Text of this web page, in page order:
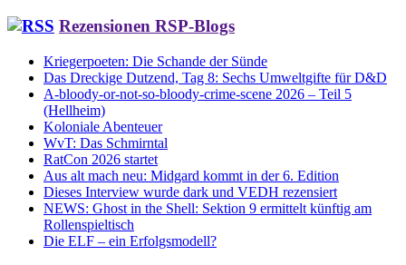
Rezensionen RSP-Blogs
Kriegerpoeten: Die Schande der Sünde
Das Dreckige Dutzend, Tag 8: Sechs Umweltgifte für D&D
A-bloody-or-not-so-bloody-crime-scene 2026 – Teil 5
(Hellheim)
Koloniale Abenteuer
WvT: Das Schmirntal
RatCon 2026 startet
Aus alt mach neu: Midgard kommt in der 6. Edition
Dieses Interview wurde dark und VEDH rezensiert
NEWS: Ghost in the Shell: Sektion 9 ermittelt künftig am
Rollenspieltisch
Die ELF – ein Erfolgsmodell?